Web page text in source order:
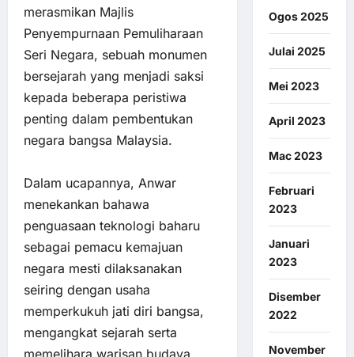
merasmikan Majlis
Penyempurnaan Pemuliharaan
Seri Negara, sebuah monumen
bersejarah yang menjadi saksi
kepada beberapa peristiwa
penting dalam pembentukan
negara bangsa Malaysia.
Dalam ucapannya, Anwar
menekankan bahawa
penguasaan teknologi baharu
sebagai pemacu kemajuan
negara mesti dilaksanakan
seiring dengan usaha
memperkukuh jati diri bangsa,
mengangkat sejarah serta
Ogos 2025
Julai 2025
Mei 2023
April 2023
Mac 2023
Februari
2023
Januari
2023
Disember
2022
November